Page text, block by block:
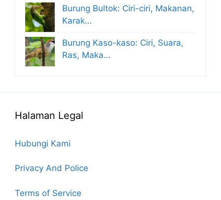
Burung Bultok: Ciri-ciri, Makanan,
Karak…
Burung Kaso-kaso: Ciri, Suara,
Ras, Maka…
Halaman Legal
Hubungi Kami
Privacy And Police
Terms of Service